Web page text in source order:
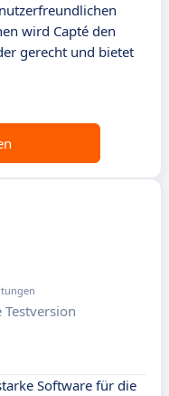
wird Capté den
gerecht und bietet
Testversion
Software für die